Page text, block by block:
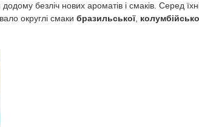
безліч нових ароматів і смаків. Серед
округлі смаки бразильської,